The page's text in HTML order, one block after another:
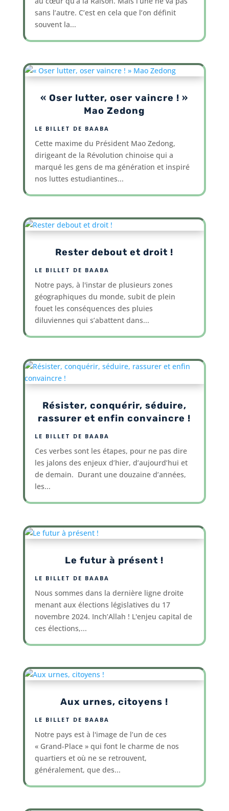
sans l’autre. C’est en cela que l’on définit
souvent la...
« Oser lutter, oser vaincre ! »
Mao Zedong
LE BILLET DE BAABA
Cette maxime du Président Mao Zedong,
dirigeant de la Révolution chinoise qui a
marqué les gens de ma génération et inspiré
nos luttes estudiantines...
Rester debout et droit !
LE BILLET DE BAABA
Notre pays, à l'instar de plusieurs zones
géographiques du monde, subit de plein
fouet les conséquences des pluies
diluviennes qui s’abattent dans...
Résister, conquérir, séduire,
rassurer et enfin convaincre !
LE BILLET DE BAABA
Ces verbes sont les étapes, pour ne pas dire
les jalons des enjeux d’hier, d’aujourd’hui et
de demain. Durant une douzaine d’années,
les...
Le futur à présent !
LE BILLET DE BAABA
Nous sommes dans la dernière ligne droite
menant aux élections législatives du 17
novembre 2024. Inch’Allah ! L'enjeu capital de
ces élections,...
Aux urnes, citoyens !
LE BILLET DE BAABA
Notre pays est à l'image de l’un de ces
« Grand-Place » qui font le charme de nos
quartiers et où ne se retrouvent,
généralement, que des...